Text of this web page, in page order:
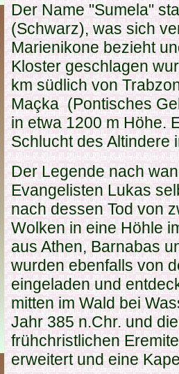
Der Name "Sumela"
(Schwarz), was sich
Marienikone bezieht
Kloster geschlagen
km südlich von
Maçka (Pontisches
in etwa 1200 m Höhe.
Schlucht des Altindere
Der Legende nach
Evangelisten Lukas
nach dessen Tod von
Wolken in eine Höhle
aus Athen, Barnabas
wurden ebenfalls von
eingeladen und
mitten im Wald bei
Jahr 385 n.Chr. und
frühchristlichen
erweitert und eine